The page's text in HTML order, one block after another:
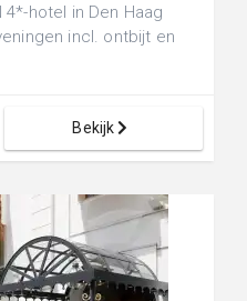
4*-hotel in Den Haag
incl. ontbijt en
Bekijk